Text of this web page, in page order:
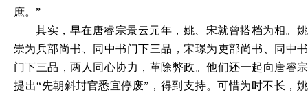
庶。”
其实，早在唐睿宗景云元年，姚、宋就曾搭档为相。姚
崇为兵部尚书、同中书门下三品，宋璟为吏部尚书、同中书
门下三品，两人同心协力，革除弊政。他们还一起向唐睿宗
提出“先朝斜封官悉宜停废”，得到支持。可惜为时不长，姚